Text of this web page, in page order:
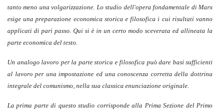
tanto meno una volgarizzazione. Lo studio dell'opera fondamentale di Marx
esige una preparazione economica storica e filosofica i cui risultati vanno
applicati di pari passo. Qui si è in un certo modo sceverata ed allineata la
parte economica del testo.
Un analogo lavoro per la parte storica e filosofica può dare basi sufficienti
al lavoro per una impostazione ed una conoscenza corretta della dottrina
integrale del comunismo, nella sua classica enunciazione originale.
La prima parte di questo studio corrisponde alla Prima Sezione del Primo